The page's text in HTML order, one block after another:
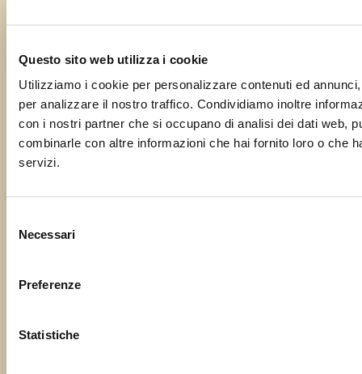
Questo sito web utilizza i cookie
Utilizziamo i cookie per personalizzare contenuti ed
per analizzare il nostro traffico. Condividiamo inoltre
con i nostri partner che si occupano di analisi dei dati web,
combinarle con altre informazioni che hai fornito loro o che
servizi.
delNecessari
Preferenze
Statistiche
Il tuo nome
La tua email
Oggetto